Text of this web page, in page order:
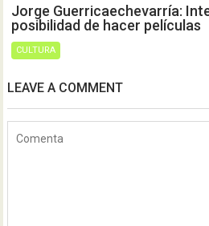
Jorge Guerricaechevarría:
posibilidad de hacer películas
CULTURA
LEAVE A COMMENT